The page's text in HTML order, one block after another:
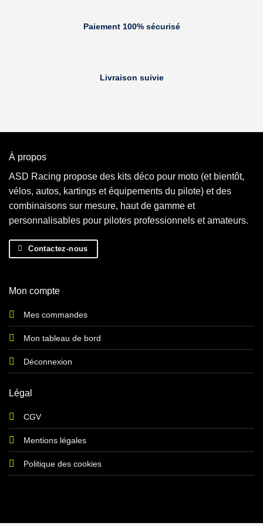
Paiement 100% sécurisé
Livraison suivie
À propos
ASD Racing propose des kits déco pour moto (et bientôt,
vélos, autos, kartings et équipements du pilote) et des
combinaisons sur mesure, haut de gamme et
personnalisables pour pilotes professionnels et amateurs.
Contactez-nous
Mon compte
Mes commandes
Mon tableau de bord
Déconnexion
Légal
CGV
Mentions légales
Politique des cookies